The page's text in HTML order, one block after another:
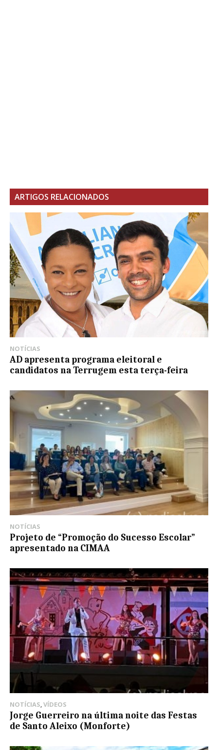
ARTIGOS RELACIONADOS
NOTÍCIAS
AD apresenta programa eleitoral e
candidatos na Terrugem esta terça-feira
NOTÍCIAS
​Projeto de “Promoção do Sucesso Escolar”
apresentado na CIMAA
NOTÍCIAS,VÍDEOS
Jorge Guerreiro na última noite das Festas
de Santo Aleixo (Monforte)